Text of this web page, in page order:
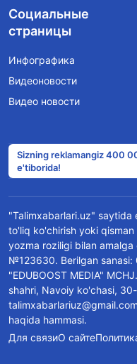
Социальные
страницы
Инфографика
Видеоновости
Видео новости
Sizning reklamangiz 400
e'tiborida!
"Talimxabarlari.uz" saytida
to'liq ko'chirish yoki
yozma roziligi bilan amalga
№123630. Berilgan sanasi:
"EDUBOOST MEDIA"
shahri, Navoiy ko'chasi,
haqida hammasi.
Для связиО сайте